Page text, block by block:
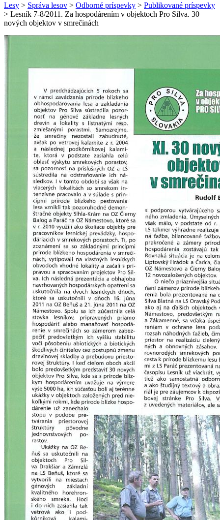
Lesy > Správa lesov > Odborné príspevky > Publikované príspevky
> Lesník 7-8/2011. Za hospodárením v objektoch Pro Silva. 30
nových objektov v smrečinách